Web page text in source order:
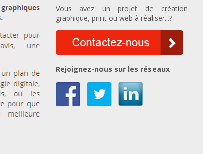
Vous avez un projet de création
graphique, print ou web à réaliser...?
Rejoignez-nous sur les réseaux